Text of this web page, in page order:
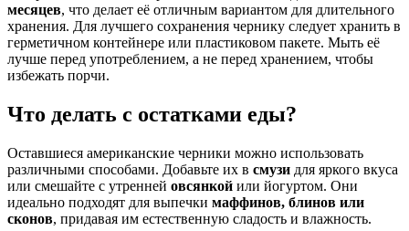
месяцев, что делает её отличным вариантом для длительного
хранения. Для лучшего сохранения чернику следует хранить в
герметичном контейнере или пластиковом пакете. Мыть её
лучше перед употреблением, а не перед хранением, чтобы
избежать порчи.
Что делать с остатками еды?
Оставшиеся американские черники можно использовать
различными способами. Добавьте их в смузи для яркого вкуса
или смешайте с утренней овсянкой или йогуртом. Они
идеально подходят для выпечки маффинов, блинов или
сконов, придавая им естественную сладость и влажность.